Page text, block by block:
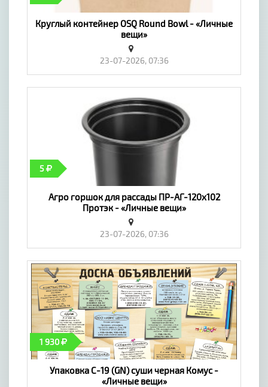
Круглый контейнер OSQ Round Bowl - «Личные
вещи»
23-07-2026, 07:36
5
Агро горшок для рассады ПР-АГ-120х102
Протэк - «Личные вещи»
23-07-2026, 07:36
1 930
Упаковка С-19 (GN) суши черная Комус -
«Личные вещи»